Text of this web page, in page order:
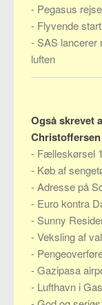
- Pegasus rejse
- Flyvende
- SAS lancerer
luften
Også skrevet
Christoffersen
- Fælleskørsel
- Køb af
-Adresse på
- Euro kontra
- Sunny
-Veksling af
-
-Gazipasa
- Lufthavn i